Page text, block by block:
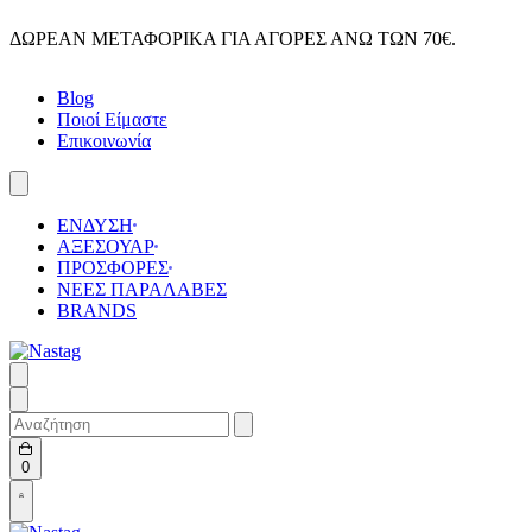
to
ΔΩΡΕΑΝ ΜΕΤΑΦΟΡΙΚΑ ΓΙΑ ΑΓΟΡΕΣ ΑΝΩ ΤΩΝ 70€.
Blog
Ποιοί Είμαστε
Επικοινωνία
ΕΝΔΥΣΗ
ΑΞΕΣΟΥΑΡ
ΠΡΟΣΦΟΡΕΣ
ΝΕΕΣ ΠΑΡΑΛΑΒΕΣ
BRANDS
Search
for:
0Open
cart
Open
details